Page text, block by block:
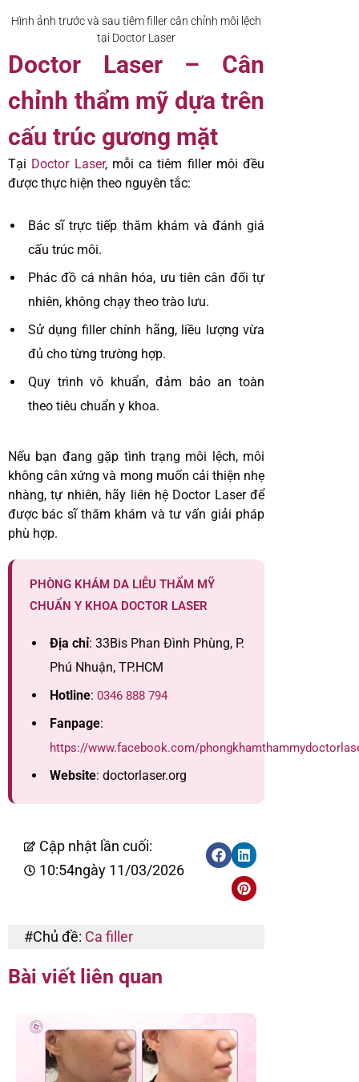
Hình ảnh trước và sau tiêm filler cân chỉnh môi lệch
tại Doctor Laser
Doctor Laser – Cân
chỉnh thẩm mỹ dựa trên
cấu trúc gương mặt
Tại Doctor Laser, mỗi ca tiêm filler môi đều
được thực hiện theo nguyên tắc:
Bác sĩ trực tiếp thăm khám và đánh giá
cấu trúc môi.
Phác đồ cá nhân hóa, ưu tiên cân đối tự
nhiên, không chạy theo trào lưu.
Sử dụng filler chính hãng, liều lượng vừa
đủ cho từng trường hợp.
Quy trình vô khuẩn, đảm bảo an toàn
theo tiêu chuẩn y khoa.
Nếu bạn đang gặp tình trạng môi lệch, môi
không cân xứng và mong muốn cải thiện nhẹ
nhàng, tự nhiên, hãy liên hệ Doctor Laser để
được bác sĩ thăm khám và tư vấn giải pháp
phù hợp.
PHÒNG KHÁM DA LIỄU THẨM MỸ
CHUẨN Y KHOA DOCTOR LASER
Địa chỉ: 33Bis Phan Đình Phùng, P.
Phú Nhuận, TP.HCM
Hotline: 0346 888 794
Fanpage:
https://www.facebook.com/
Website: doctorlaser.org
Cập nhật lần cuối:
10:54ngày 11/03/2026
#Chủ đề: Ca filler
Bài viết liên quan